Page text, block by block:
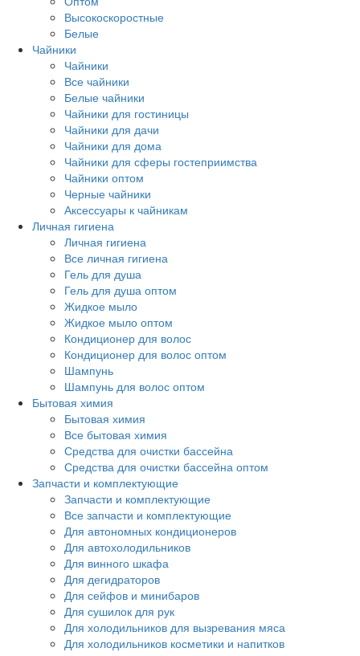
Высокоскоростные
Белые
Чайники
Чайники
Все чайники
Белые чайники
Чайники для гостиницы
Чайники для дачи
Чайники для дома
Чайники для сферы гостеприимства
Чайники оптом
Черные чайники
Аксессуары к чайникам
Личная гигиена
Личная гигиена
Все личная гигиена
Гель для душа
Гель для душа оптом
Жидкое мыло
Жидкое мыло оптом
Кондиционер для волос
Кондиционер для волос оптом
Шампунь
Шампунь для волос оптом
Бытовая химия
Бытовая химия
Все бытовая химия
Средства для очистки бассейна
Средства для очистки бассейна оптом
Запчасти и комплектующие
Запчасти и комплектующие
Все запчасти и комплектующие
Для автономных кондиционеров
Для автохолодильников
Для винного шкафа
Для дегидраторов
Для сейфов и минибаров
Для сушилок для рук
Для холодильников для вызревания мяса
Для холодильников косметики и напитков